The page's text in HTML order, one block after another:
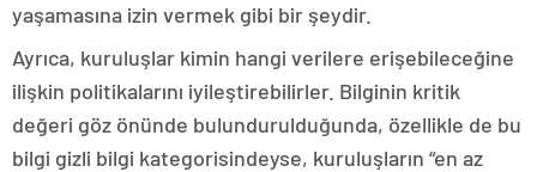
yaşamasına izin vermek gibi bir şeydir.
Ayrıca, kuruluşlar kimin hangi verilere erişebileceğine
ilişkin politikalarını iyileştirebilirler. Bilginin kritik
değeri göz önünde bulundurulduğunda, özellikle de bu
bilgi gizli bilgi kategorisindeyse, kuruluşların “en az